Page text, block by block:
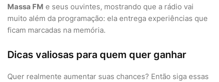
Massa FM e seus ouvintes, mostrando que a rádio vai
muito além da programação: ela entrega experiências que
ficam marcadas na memória.
Dicas valiosas para quem quer ganhar
Quer realmente aumentar suas chances? Então siga essas